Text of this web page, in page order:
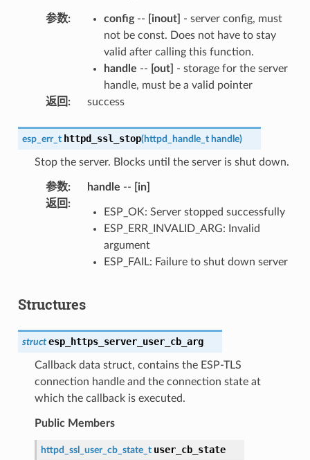
参数: config-- [inout]
- server config, must
not be const. Does not have to stay
valid after calling this function.
handle -- [out]
- storage for the server
handle, must be a valid pointer
返回 : success
esp_err_t httpd_ssl_stop(httpd_handle_t handle)
Stop the server. Blocks until the server is shut down.
参数: handle --
[in]
返回 :
ESP_OK: Server stopped successfully
ESP_ERR_INVALID_ARG: Invalid
argument
ESP_FAIL: Failure to shut down server
Structures
struct esp_https_server_user_cb_arg
Callback data struct, contains the ESP-TLS
connection handle and the connection state at
which the callback is executed.
Public Members
httpd_ssl_user_cb_state_t user_cb_state